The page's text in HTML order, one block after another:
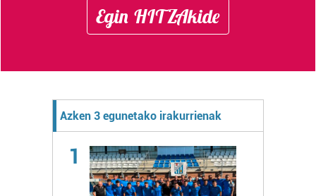
Egin HITZAkide
Azken 3 egunetako irakurrienak
1